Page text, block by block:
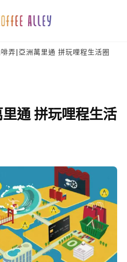
啡弄|亞洲萬里通 拼玩哩程生活圈
通 拼玩哩程生活